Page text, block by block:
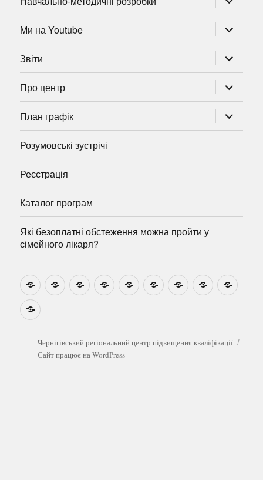
підменю
Ми на Youtube
підменю
Звіти
підменю
Про центр
підменю
План графік
підменю
Розумовські зустрічі
Реєстрація
Каталог програм
Які безоплатні обстеження можна пройти у
сімейного лікаря?
НовиниНавчально-
методичні
Ми
на
Звіти Про
центр
План
графік
Розумовські
зустрічі
Реєстрація
Які
безоплатні
можна
пройти
у
Чернігівський регіональний центр підвищення кваліфікації
Сайт працює на WordPress